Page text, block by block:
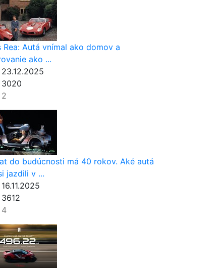
Rea: Autá vnímal ako domov a
ako ...
23.12.2025
3020
2
do budúcnosti má 40 rokov. Aké autá
jazdili v ...
16.11.2025
3612
4